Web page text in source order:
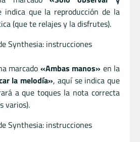
indica que la reproducción de la
(que te relajes y la disfrutes).
marcado «Ambas manos» en la
la melodía», aquí se indica que
a que toques la nota correcta
varios).